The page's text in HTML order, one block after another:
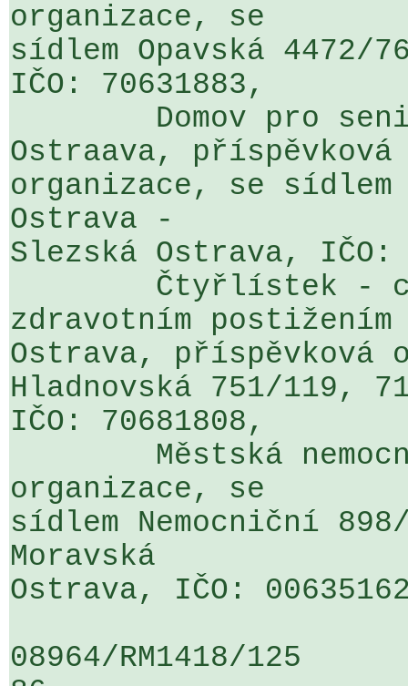
organizace, se
sídlem Opavská 4472/
IČO: 70631883,
Ostraava,
organizace, se sídlem
Ostrava -
Slezská Ostrava, IČO:
zdravotním
Ostrava, příspěvková
Hladnovská 751/119,
IČO: 70681808,
organizace, se
sídlem Nemocniční
Moravská
Ostrava, IČO:
08964/RM1418/